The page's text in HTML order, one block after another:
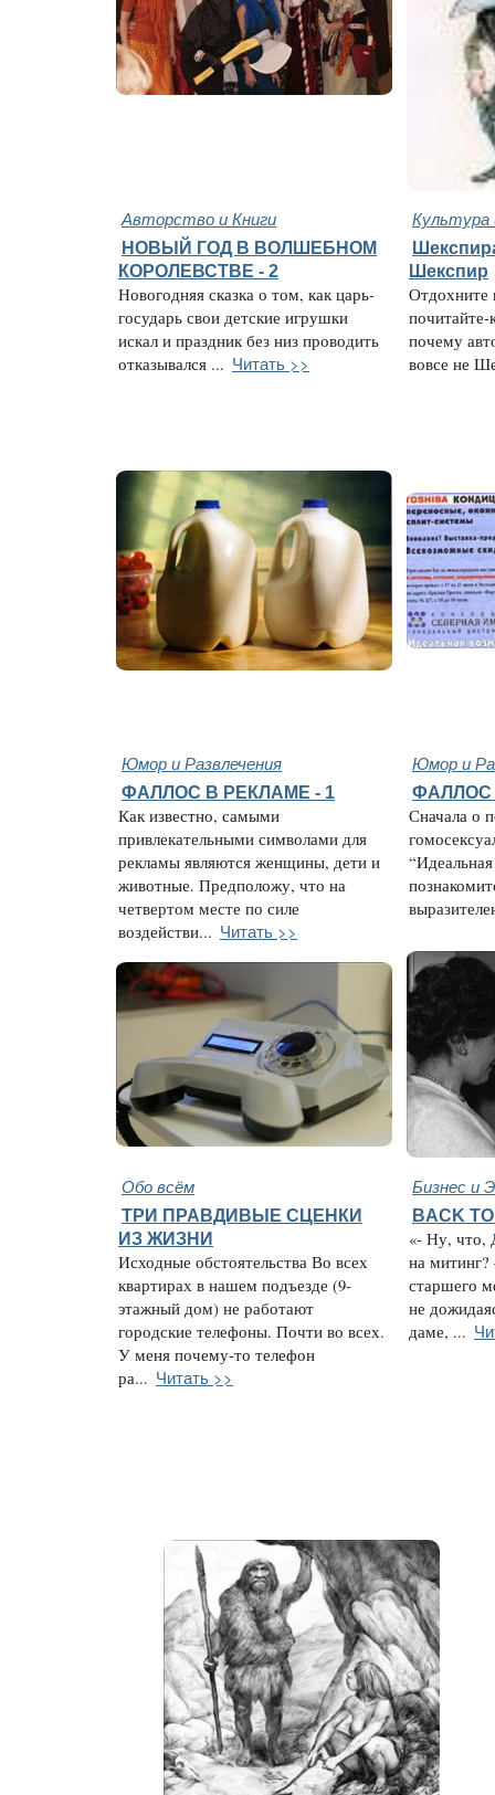
Авторство и Книги Культура
НОВЫЙ ГОД В ВОЛШЕБНОМ
КОРОЛЕВСТВЕ - 2
Новогодняя сказка о том, как царь-
государь свои детские игрушки
искал и праздник без низ проводить
отказывался ... Читать >>
Шекспир
Отдохните
почему
вовсе не
Юмор и Развлечения Юмор и
ФАЛЛОС В РЕКЛАМЕ - 1
Как известно, самыми
привлекательными символами для
рекламы являются женщины, дети и
животные. Предположу, что на
четвертом месте по силе
воздействи... Читать >>
ФАЛЛОС
Сначала о
Обо всём Бизнес и
ТРИ ПРАВДИВЫЕ СЦЕНКИ
ИЗ ЖИЗНИ
Исходные обстоятельства Во всех
квартирах в нашем подъезде (9-
этажный дом) не работают
городские телефоны. Почти во всех.
У меня почему-то телефон
ра... Читать >>
BACK
«- Ну, что,
на
старшего
не
даме, ...